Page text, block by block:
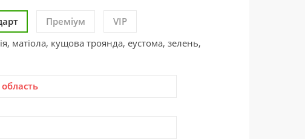
Преміум VIP
матіола, кущова троянда, еустома, зелень,
область